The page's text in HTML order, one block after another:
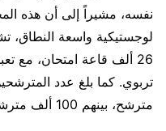
نفسه، مشيراً إلى أن هذه
مترشح، بينهم 100 ألف مترشح حر.